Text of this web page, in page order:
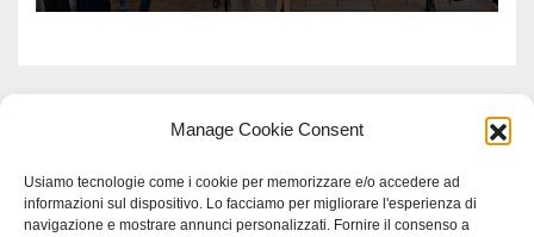
Manage Cookie Consent
Usiamo tecnologie come i cookie per memorizzare e/o accedere ad
informazioni sul dispositivo. Lo facciamo per migliorare l'esperienza di
navigazione e mostrare annunci personalizzati. Fornire il consenso a